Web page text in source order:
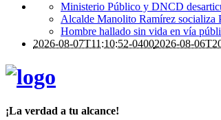
Ministerio Público y DNCD
Alcalde Manolito Ramírez socializa
Hombre hallado sin vida en vía
2026-08-07T11:10:52-04002026-08-
¡La verdad a tu alcance!